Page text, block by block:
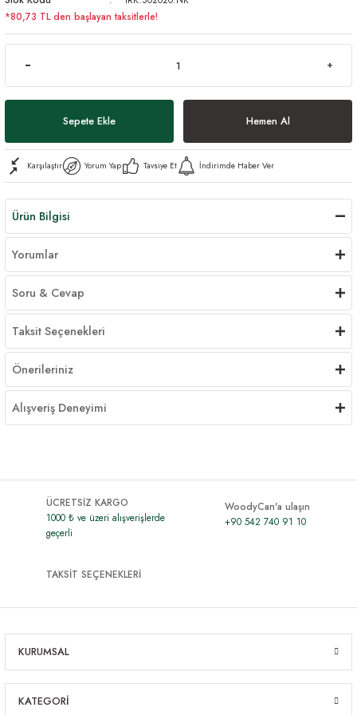
*80,73 TL den başlayan taksitlerle!
Sepete Ekle Hemen Al
Karşılaştır Yorum Yap Tavsiye Et İndirimde Haber Ver
Ürün Bilgisi
Yorumlar
Soru & Cevap
Taksit Seçenekleri
Önerileriniz
Alışveriş Deneyimi
ÜCRETSİZ KARGO
1000 ₺ ve üzeri alışverişlerde
geçerli
WoodyCan'a ulaşın
+90 542 740 91 10
TAKSİT SEÇENEKLERİ
KURUMSAL
KATEGORİ